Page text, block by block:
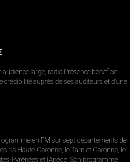
large, radio Présence bénéficie
crédibilité auprès de ses auditeurs et d’une
en FM sur sept départements de
: la Haute-Garonne, le Tarn et Garonne, le
Pyrénées et l’Ariège. Son programme